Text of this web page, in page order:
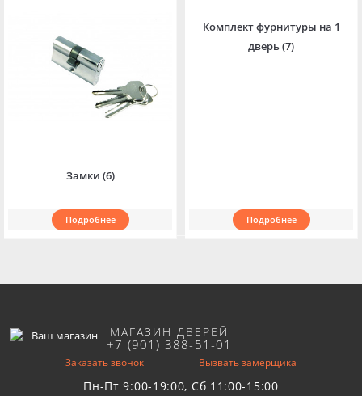
Замки (6)
Подробнее
Комплект фурнитуры на 1
дверь (7)
Подробнее
МАГАЗИН ДВЕРЕЙ
+7 (901) 388-51-01
Заказать звонок Вызвать замерщика
Пн-Пт 9:00-19:00, Сб 11:00-15:00
Telegram